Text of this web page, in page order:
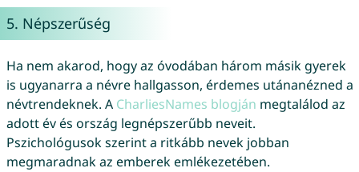
5. Népszerűség
Ha nem akarod, hogy az óvodában három másik gyerek
is ugyanarra a névre hallgasson, érdemes utánanézned a
névtrendeknek. A CharliesNames blogján megtalálod az
adott év és ország legnépszerűbb neveit.
Pszichológusok szerint a ritkább nevek jobban
megmaradnak az emberek emlékezetében.